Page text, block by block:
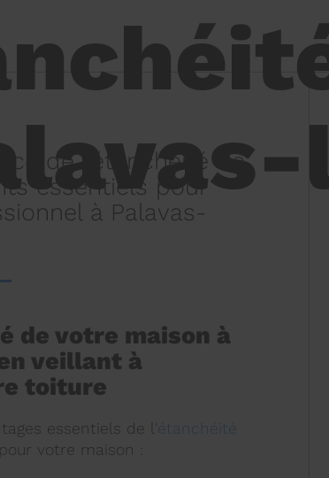
de l'étanchéité de
essentiels pour
à Palavas-
de votre maison à
veillant à
toiture
essentiels de l' étanchéité
pour votre maison :